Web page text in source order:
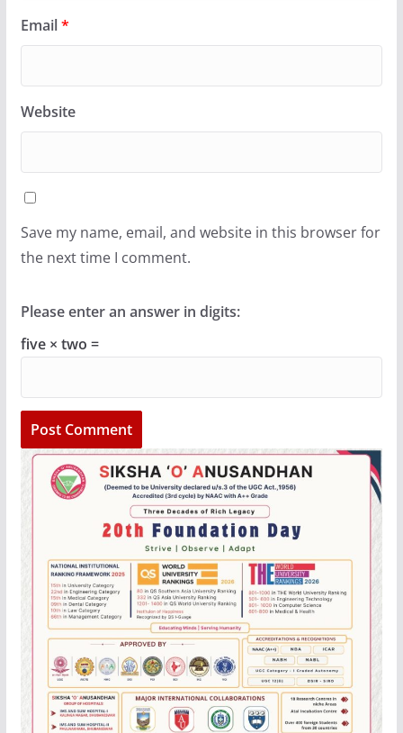
Email*
Website
Save my name, email, and website in this browser for
the next time I comment.
Please enter an answer in digits:
five × two =